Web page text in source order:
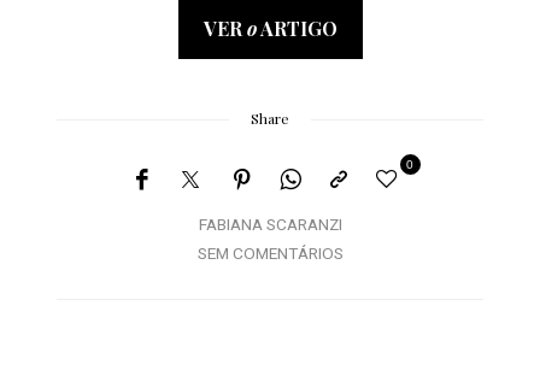
VERoARTIGO
Share
FABIANA SCARANZI
0
SEM COMENTÁRIOS